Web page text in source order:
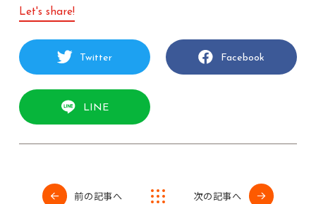
Let's share!
Twitter Facebook
LINE
前の記事へ 次の記事へ